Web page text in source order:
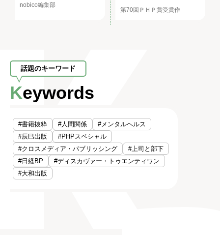
nobico編集部
第70回ＰＨＰ賞受賞作
話題のキーワード
Keywords
#書籍抜粋 #人間関係
#メンタルヘルス
#辰巳出版
#PHPスペシャル
#クロスメディア・パブリッシング
#上司と部下
#日経BP
#ディスカヴァー・トゥエンティワン
#大和出版